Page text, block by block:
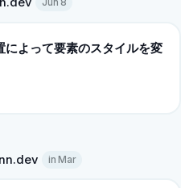
よって要素のスタイルを変
in Mar